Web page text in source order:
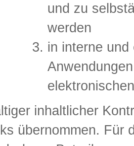
und zu
werden
in interne
inhaltlicher
übernommen. Für